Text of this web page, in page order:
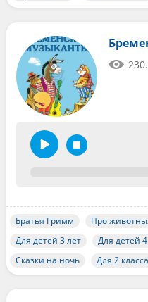
Братья Гримм Про
Для детей 3 лет
Для детей
Сказки на ночь
Для 2 класса